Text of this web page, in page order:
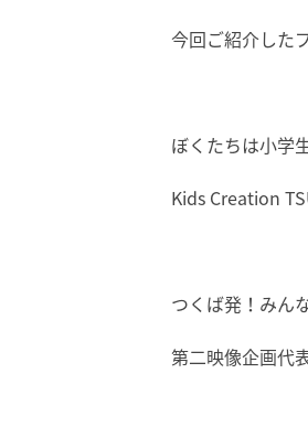
今回ご紹介した
ぼくたちは小学
Kids Creation
つくば発！みん
第二映像企画代